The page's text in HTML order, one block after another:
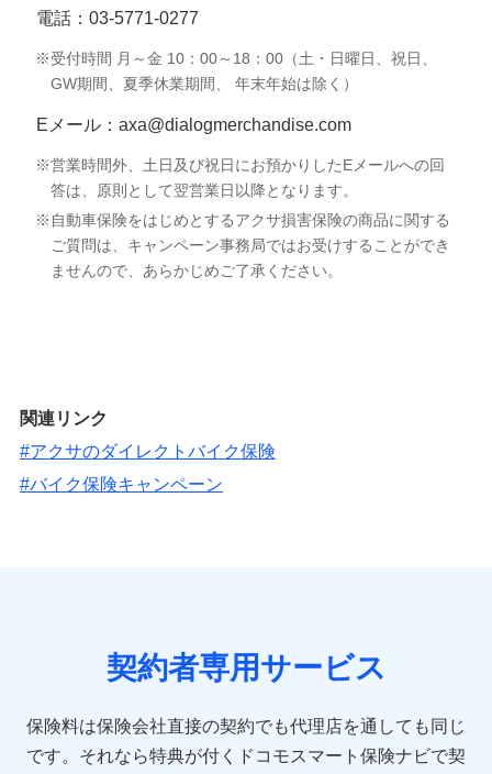
電話：03-5771-0277
受付時間 月～金 10：00～18：00（土・日曜日、祝日、
GW期間、夏季休業期間、 年末年始は除く）
Eメール：axa@dialogmerchandise.com
営業時間外、土日及び祝日にお預かりしたEメールへの回
答は、原則として翌営業日以降となります。
自動車保険をはじめとするアクサ損害保険の商品に関する
ご質問は、キャンペーン事務局ではお受けすることができ
ませんので、あらかじめご了承ください。
関連リンク
#アクサのダイレクトバイク保険
#バイク保険キャンペーン
契約者専用サービス
保険料は保険会社直接の契約でも代理店を通しても同じ
です。 それなら特典が付くドコモスマート保険ナビで契